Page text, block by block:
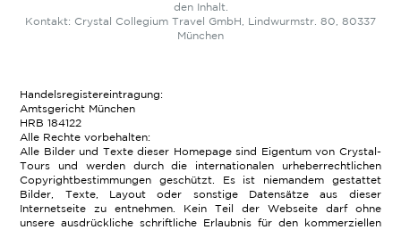
den Inhalt.
Kontakt: Crystal Collegium Travel GmbH, Lindwurmstr. 80, 80337
München
Handelsregistereintragung:
Amtsgericht München
HRB 184122
Alle Rechte vorbehalten:
Alle Bilder und Texte dieser Homepage sind Eigentum von Crystal-
Tours und werden durch die internationalen urheberrechtlichen
Copyrightbestimmungen geschützt. Es ist niemandem gestattet
Bilder, Texte, Layout oder sonstige Datensätze aus dieser
Internetseite zu entnehmen. Kein Teil der Webseite darf ohne
unsere ausdrückliche schriftliche Erlaubnis für den kommerziellen